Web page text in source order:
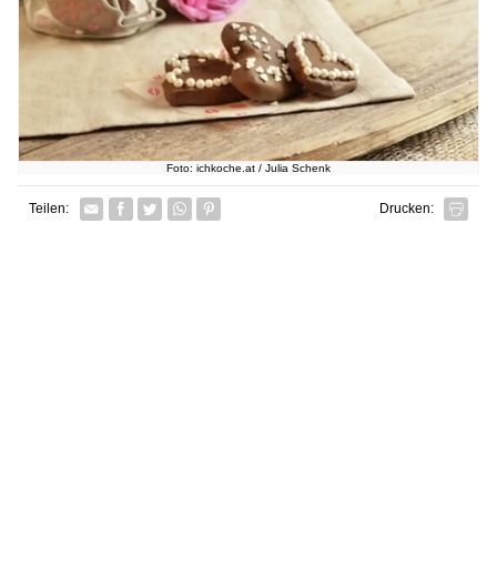
Foto: ichkoche.at / Julia Schenk
Teilen: Facebook
TwitterWhatsapp senden
Pin it Drucken: